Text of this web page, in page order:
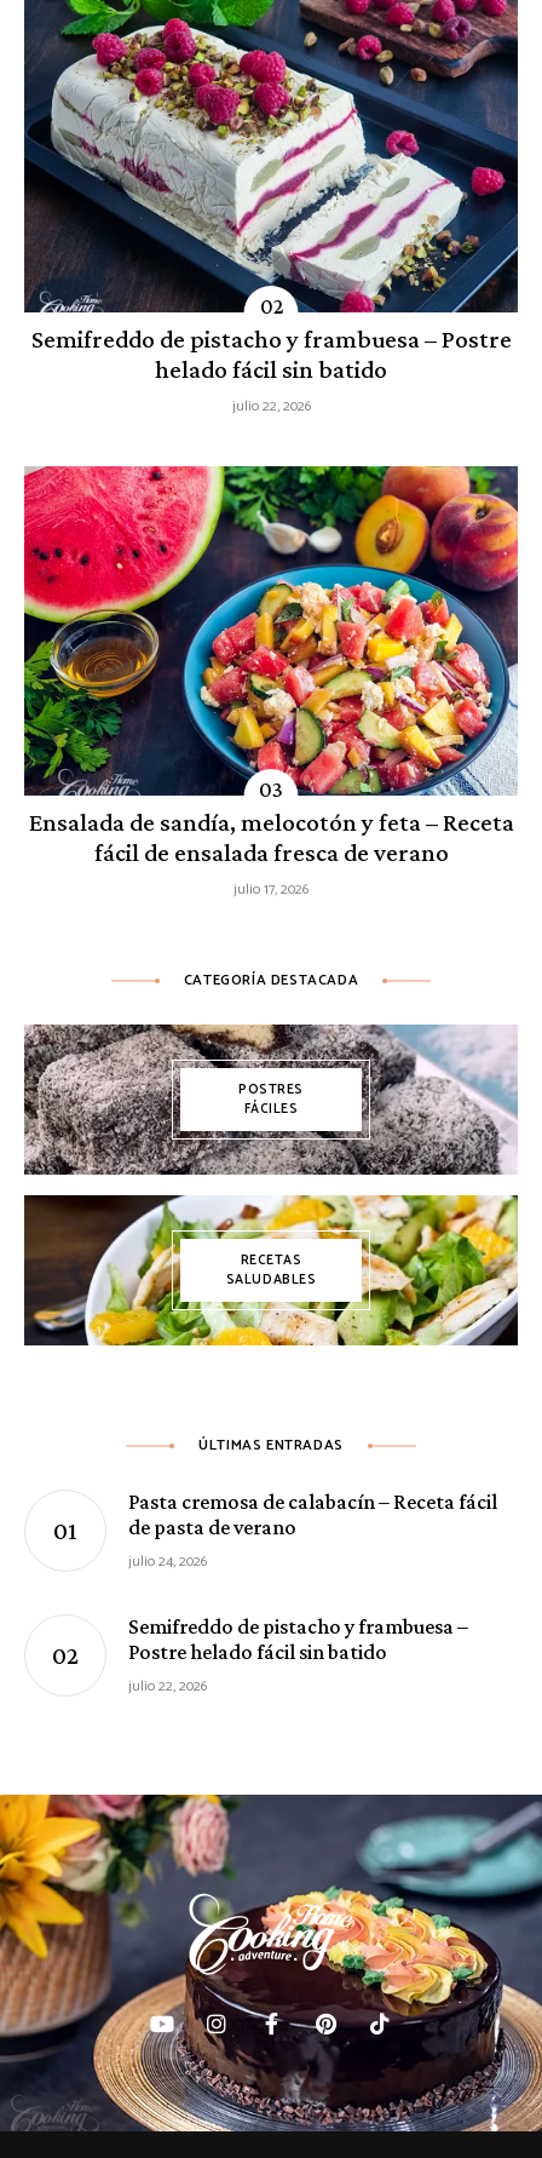
Semifreddo de pistacho y frambuesa – Postre
helado fácil sin batido
julio 22, 2026
Ensalada de sandía, melocotón y feta – Receta
fácil de ensalada fresca de verano
julio 17, 2026
CATEGORÍA DESTACADA
POSTRES
FÁCILES
RECETAS
SALUDABLES
ÚLTIMAS ENTRADAS
Pasta cremosa de calabacín – Receta fácil
de pasta de verano
julio 24, 2026
Semifreddo de pistacho y frambuesa –
Postre helado fácil sin batido
julio 22, 2026